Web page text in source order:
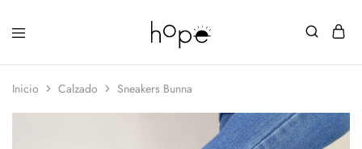
Inicio Calzado Sneakers Bunna